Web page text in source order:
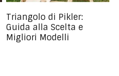
Triangolo di Pikler:
Guida alla Scelta e
Migliori Modelli